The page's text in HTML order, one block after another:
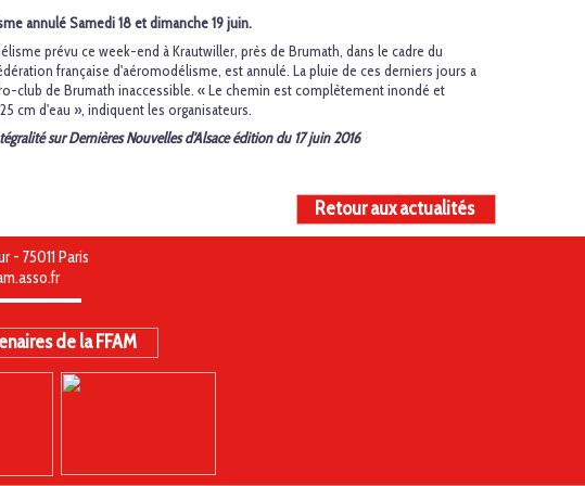
annulé Samedi 18 et dimanche 19 juin.
prévu ce week-end à Krautwiller, près de Brumath, dans le cadre du
française d'aéromodélisme, est annulé. La pluie de ces derniers jours a
club de Brumath inaccessible. « Le chemin est complètement inondé et
cm d'eau », indiquent les organisateurs.
sur Dernières Nouvelles d'Alsace édition du 17 juin 2016
Retour aux actualités
- 75011 Paris
de la FFAM